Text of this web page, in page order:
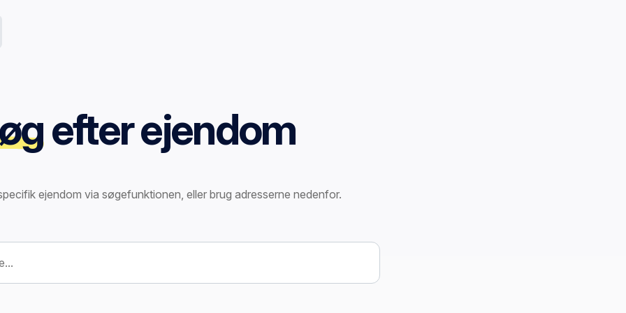
efter ejendom
ejendom via søgefunktionen, eller brug adresserne nedenfor.